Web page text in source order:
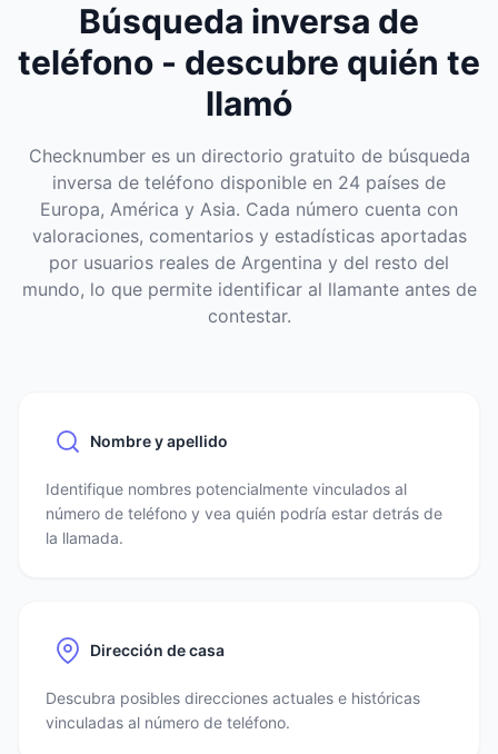
Búsqueda inversa de
teléfono - descubre quién te
llamó
Checknumber es un directorio gratuito de búsqueda
inversa de teléfono disponible en 24 países de
Europa, América y Asia. Cada número cuenta con
valoraciones, comentarios y estadísticas aportadas
por usuarios reales de Argentina y del resto del
mundo, lo que permite identificar al llamante antes de
contestar.
Nombre y apellido
Identifique nombres potencialmente vinculados al
número de teléfono y vea quién podría estar detrás de
la llamada.
Dirección de casa
Descubra posibles direcciones actuales e históricas
vinculadas al número de teléfono.